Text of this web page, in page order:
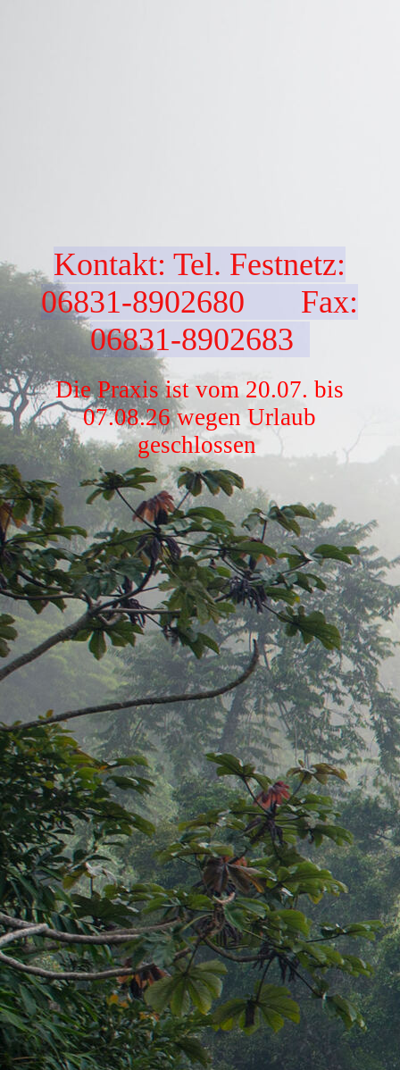
Kontakt: Tel. Festnetz:
06831-8902680 Fax:
06831-8902683
Die Praxis ist vom 20.07. bis
07.08.26 wegen Urlaub
geschlossen